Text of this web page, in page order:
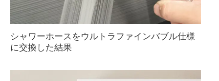
シャワーホースをウルトラファインバブル仕様
に交換した結果